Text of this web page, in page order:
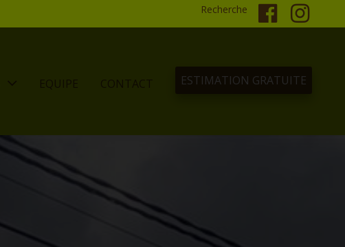
Recherche
EQUIPE CONTACT ESTIMATION GRATUITE